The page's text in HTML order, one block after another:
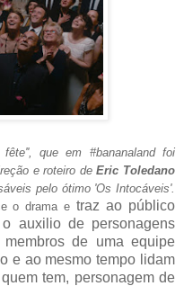
que em #bananaland foi
e roteiro deEric Toledano
pelo ótimo 'Os Intocáveis'.
o drama e traz ao público
auxilio de personagens
de uma equipe
e ao mesmo tempo lidam
tem, personagem de